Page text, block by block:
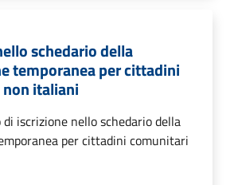
schedario della
temporanea per cittadini
italiani
iscrizione nello schedario della
per cittadini comunitari